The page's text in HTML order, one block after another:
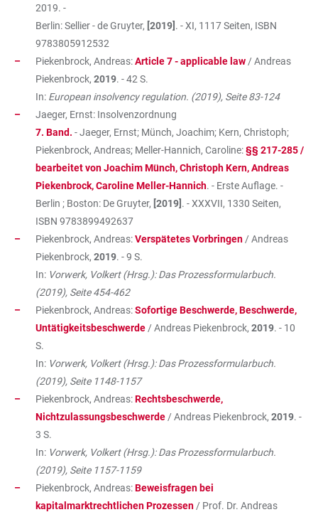
2019. -
Berlin: Sellier - de Gruyter, [2019] . - XI, 1117 Seiten, ISBN
9783805912532
Piekenbrock, Andreas:Article 7 - applicable law / Andreas
Piekenbrock, 2019. - 42 S.
In: European insolvency regulation. (2019), Seite 83-124
Jaeger, Ernst: Insolvenzordnung
7. Band. - Jaeger, Ernst; Münch, Joachim; Kern, Christoph;
Piekenbrock, Andreas; Meller-Hannich, Caroline:§§ 217-285 /
bearbeitet von Joachim Münch, Christoph Kern, Andreas
Piekenbrock, Caroline Meller-Hannich. - Erste Auflage. -
Berlin ; Boston: De Gruyter, [2019] . - XXXVII, 1330 Seiten,
ISBN 9783899492637
Piekenbrock, Andreas:Verspätetes Vorbringen / Andreas
Piekenbrock, 2019. - 9 S.
In: Vorwerk, Volkert (Hrsg.): Das Prozessformularbuch.
(2019), Seite 454-462
Piekenbrock, Andreas:Sofortige Beschwerde, Beschwerde,
Untätigkeitsbeschwerde / Andreas Piekenbrock, 2019. - 10
S.
In: Vorwerk, Volkert (Hrsg.): Das Prozessformularbuch.
(2019), Seite 1148-1157
Piekenbrock, Andreas:Rechtsbeschwerde,
Nichtzulassungsbeschwerde / Andreas Piekenbrock, 2019. -
3 S.
In: Vorwerk, Volkert (Hrsg.): Das Prozessformularbuch.
(2019), Seite 1157-1159
Piekenbrock, Andreas:Beweisfragen bei
kapitalmarktrechtlichen Prozessen / Prof. Dr. Andreas